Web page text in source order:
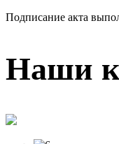
Подписание акта
Наши